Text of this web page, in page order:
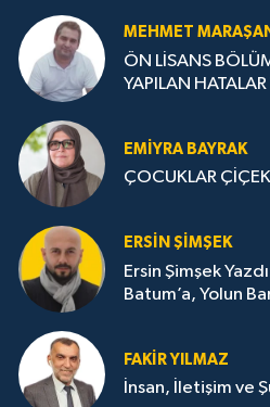
MEHMET
ÖN LİSANS
YAPILAN
EMIYRA BAYRAK
ÇOCUKLAR
ERSIN ŞIMŞEK
Ersin Şimşek
Batum’a, Yolun
FAKIR YILMAZ
İnsan, İletişim ve